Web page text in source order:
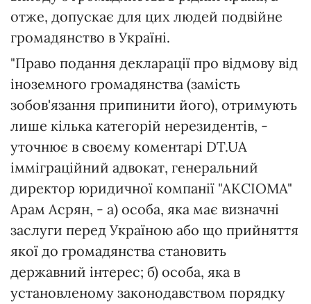
отже, допускає для цих людей подвійне
громадянство в Україні.
"Право подання декларації про відмову від
іноземного громадянства (замість
зобов'язання припинити його), отримують
лише кілька категорій нерезидентів, -
уточнює в своєму коментарі DT.UA
імміграційний адвокат, генеральний
директор юридичної компанії "АКСІОМА"
Арам Асрян, - а) особа, яка має визначні
заслуги перед Україною або що прийняття
якої до громадянства становить
державний інтерес; б) особа, яка в
установленому законодавством порядку